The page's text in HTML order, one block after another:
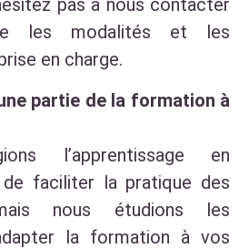
pas à nous contacter
les modalités et les
en charge.
partie de la formation à
l’apprentissage en
faciliter la pratique des
nous étudions les
la formation à vos